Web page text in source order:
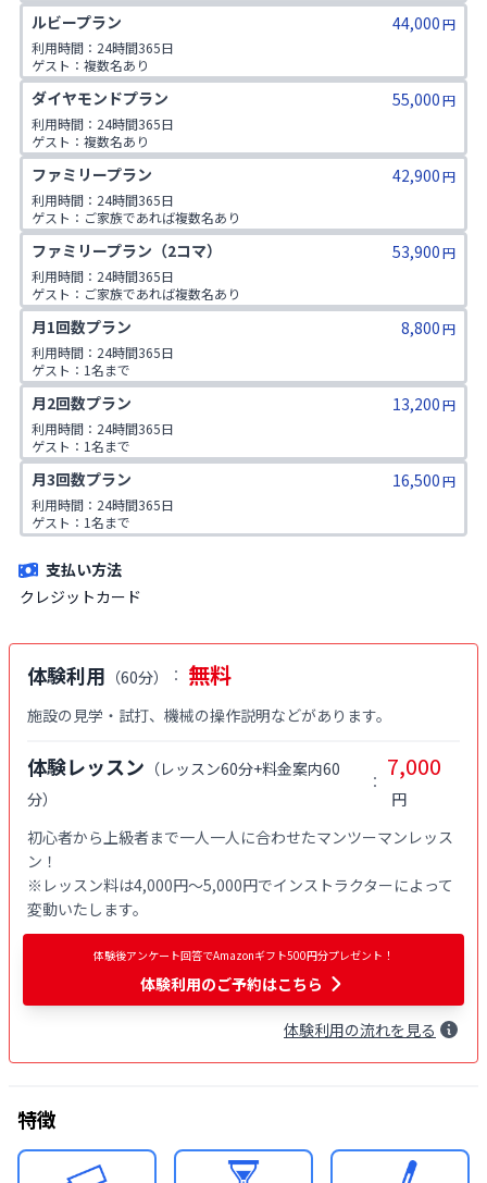
ルビープラン 44,000円
利用時間：24時間365日
ゲスト：複数名あり
1日2コマ予約可
ダイヤモンドプラン 55,000円
利用時間：24時間365日
ゲスト：複数名あり
1日3コマ予約可
ファミリープラン 42,900円
利用時間：24時間365日
ゲスト：ご家族であれば複数名あり
※ご入会時にご家族名の登録をお願いしております。二親等までのご家
族が対象です。
ファミリープラン（2コマ） 53,900円
利用時間：24時間365日
ゲスト：ご家族であれば複数名あり
※ご入会時にご家族名の登録をお願いしております。二親等までのご家
族が対象です。
月1回数プラン 8,800円
利用時間：24時間365日
ゲスト：1名まで
月2回数プラン 13,200円
利用時間：24時間365日
ゲスト：1名まで
月3回数プラン 16,500円
利用時間：24時間365日
ゲスト：1名まで
支払い方法
クレジットカード
体験利用 （60分） ： 無料
施設の見学・試打、機械の操作説明などがあります。
体験レッスン （レッスン60分+料金案内60
分）
： 7,000
円
初心者から上級者まで一人一人に合わせたマンツーマンレッス
ン！
※レッスン料は4,000円〜5,000円でインストラクターによって
変動いたします。
体験後アンケート回答でAmazonギフト500円分プレゼント！
体験利用のご予約はこちら
体験利用の流れを見る
特徴